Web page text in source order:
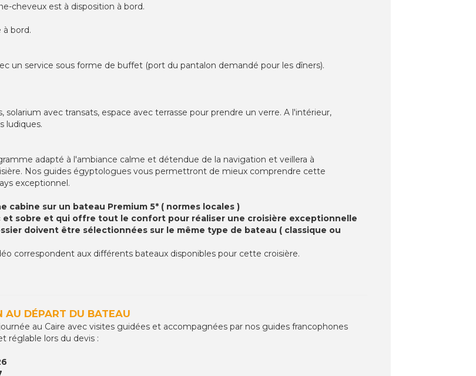
cheveux est à disposition à bord.
à bord.
un service sous forme de buffet (port du pantalon demandé pour les dîners).
avec transats, espace avec terrasse pour prendre un verre. A l'intérieur,
ludiques.
adapté à l'ambiance calme et détendue de la navigation et veillera à
Nos guides égyptologues vous permettront de mieux comprendre cette
exceptionnel.
sur un bateau Premium 5* ( normes locales )
et sobre et qui offre tout le confort pour réaliser une croisière exceptionnelle
doivent être sélectionnées sur le même type de bateau ( classique ou
correspondent aux différents bateaux disponibles pour cette croisière.
AU DÉPART DU BATEAU
au Caire avec visites guidées et accompagnées par nos guides francophones
réglable lors du devis :